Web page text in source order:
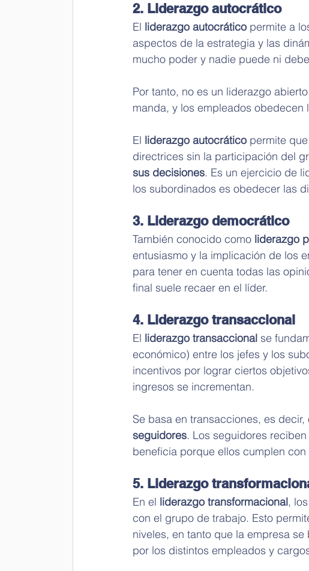
2. Liderazgo autocrático
El liderazgo autocrático permite a
aspectos de la estrategia y las
mucho poder y nadie puede ni
Por tanto, no es un liderazgo
manda, y los empleados obedecen
El liderazgo autocrático permite
directrices sin la participación del
sus decisiones. Es un ejercicio de
los subordinados es obedecer las
3. Liderazgo democrático
También conocido como liderazgo
entusiasmo y la implicación de los
para tener en cuenta todas las
final suele recaer en el líder.
4. Liderazgo transaccional
El liderazgo transaccional se
económico) entre los jefes y los
incentivos por lograr ciertos
ingresos se incrementan.
Se basa en transacciones, es decir,
seguidores. Los seguidores
beneficia porque ellos cumplen con
5. Liderazgo
En el liderazgo transformacional,
con el grupo de trabajo. Esto
niveles, en tanto que la empresa
por los distintos empleados y